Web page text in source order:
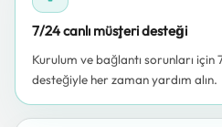
7/24 canlı müşteri desteği
Kurulum ve bağlantı sorunları
desteğiyle her zaman yardım alın.